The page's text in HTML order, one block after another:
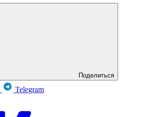
Поделиться
Telegram